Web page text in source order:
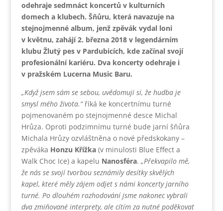
odehraje sedmnáct koncertů v kulturních
domech a klubech. Šňůru, která navazuje na
stejnojmenné album, jenž zpěvák vydal loni
v květnu, zahájí 2. března 2018 v legendárním
klubu Žlutý pes v Pardubicích, kde začínal svojí
profesionální kariéru. Dva koncerty odehraje i
v pražském Lucerna Music Baru.
„Když jsem sám se sebou, uvědomuji si, že hudba je
smysl mého života.“říká ke koncertnímu turné
pojmenovaném po stejnojmenné desce Michal
Hrůza. Oproti podzimnímu turné bude jarní šňůra
Michala Hrůzy ozvláštněna o nové předskokany –
zpěváka Honzu Křížka(v minulosti Blue Effect a
Walk Choc Ice) a kapelu Nanosféra. „Překvapilo mě,
že nás se svojí tvorbou seznámily desítky skvělých
kapel, které měly zájem odjet s námi koncerty jarního
turné. Po dlouhém rozhodování jsme nakonec vybrali
dva zmiňované interprety, ale cítím za nutné poděkovat